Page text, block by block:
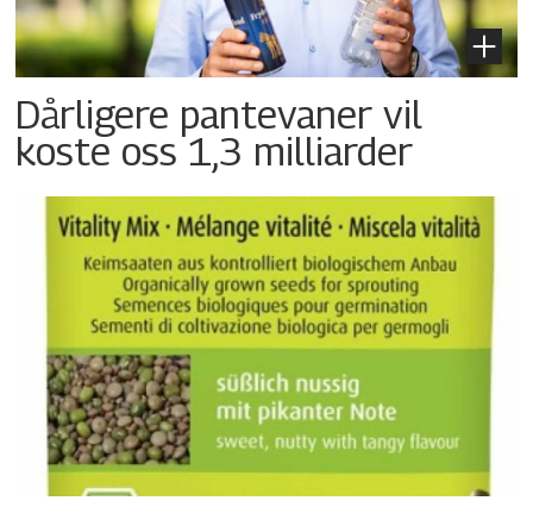
Dårligere pantevaner vil
koste oss 1,3 milliarder